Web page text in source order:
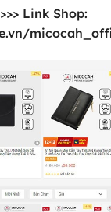
>>> Link Shop: